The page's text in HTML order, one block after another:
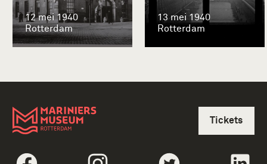
12 mei 1940
Rotterdam
13 mei 1940
Rotterdam
Volg social linksFacebookVolg social linksInstagram
Volg social
Tickets